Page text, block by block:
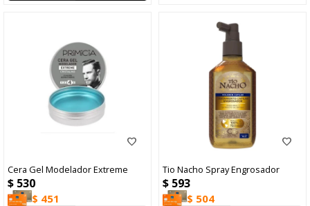
Cera Gel Modelador Extreme
$ 530
$ 451
Tio Nacho Spray Engrosador
$ 593
$ 504